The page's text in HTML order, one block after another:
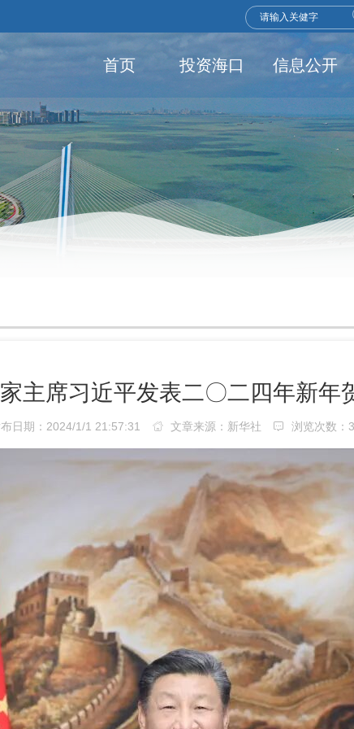
首页 投资海口 信息公开
主席习近平发表二〇二四年新年
日期：2024/1/1 21:57:31 文章来源：新华社 浏览次数：